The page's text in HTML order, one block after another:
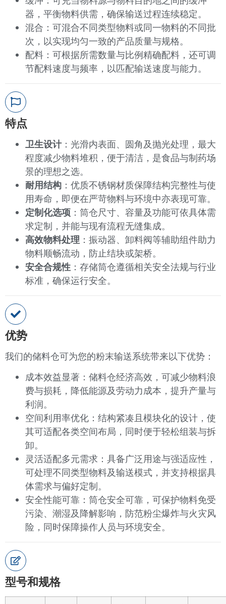
器，平衡物料供需，确保输送过程连续稳定。
混合：可混合不同类型物料或同一物料的不同批
次，以实现均匀一致的产品质量与规格。
配料：可根据所需数量与比例精确配料，还可调
节配料速度与频率，以匹配输送速度与能力。
特点
卫生设计：光滑内表面、圆角及抛光处理，最大
程度减少物料堆积，便于清洁，是食品与制药场
景的理想之选。
耐用结构 ：优质不锈钢材质保障结构完整性与使
用寿命，即便在严苛物料与环境中亦表现可靠。
定制化选项 ：筒仓尺寸、容量及功能可依具体需
求定制，并能与现有流程无缝集成。
高效物料处理：振动器、卸料阀等辅助组件助力
物料顺畅流动，防止结块或架桥。
安全合规性 ：存储筒仓遵循相关安全法规与行业
标准，确保运行安全。
优势
我们的储料仓可为您的粉末输送系统带来以下优势：
成本效益显著：储料仓经济高效，可减少物料浪
费与损耗，降低能源及劳动力成本，提升产量与
利润。
空间利用率优化：结构紧凑且模块化的设计，使
其可适配各类空间布局，同时便于轻松组装与拆
卸。
灵活适配多元需求：具备广泛用途与强适应性，
可处理不同类型物料及输送模式，并支持根据具
体需求与偏好定制。
安全性能可靠：筒仓安全可靠，可保护物料免受
污染、潮湿及降解影响，防范粉尘爆炸与火灾风
险，同时保障操作人员与环境安全。
型号和规格